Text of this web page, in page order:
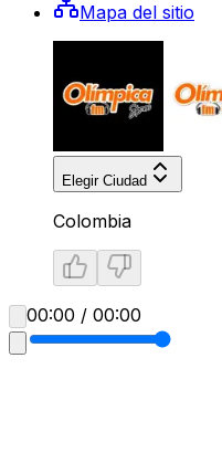
Mapa del sitio
Elegir Ciudad
Colombia
00:00 / 00:00